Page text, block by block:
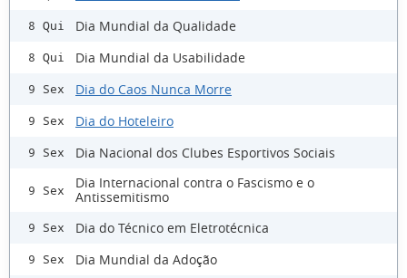
8 Qui Dia Mundial da Qualidade
8 Qui Dia Mundial da Usabilidade
9 Sex Dia do Caos Nunca Morre
9 Sex Dia do Hoteleiro
9 Sex Dia Nacional dos Clubes Esportivos Sociais
9 Sex
Dia Internacional contra o Fascismo e o
Antissemitismo
9 Sex Dia do Técnico em Eletrotécnica
9 Sex Dia Mundial da Adoção